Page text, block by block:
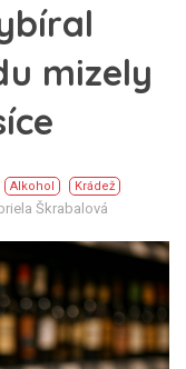
mizely
Alkohol
Krádež
Škrabalová